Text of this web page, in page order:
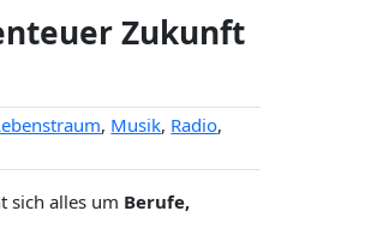
Zukunft
, Musik, Radio,
sich alles um Berufe,